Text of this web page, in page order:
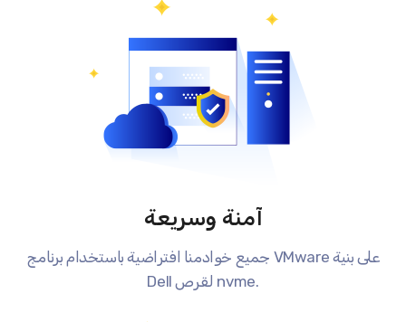
آمنة وسريعة
جميع خوادمنا افتراضية باستخدام برنامج VMware على بنية
Dell لقرص nvme.